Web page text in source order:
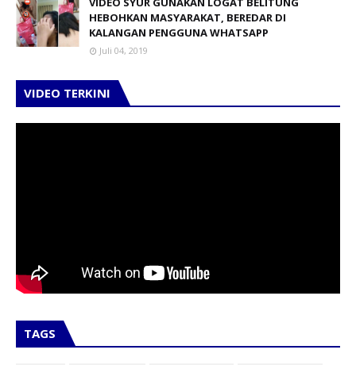
HEBOHKAN MASYARAKAT, BEREDAR DI
KALANGAN PENGGUNA WHATSAPP
Juli 04, 2019
VIDEO TERKINI
TAGS